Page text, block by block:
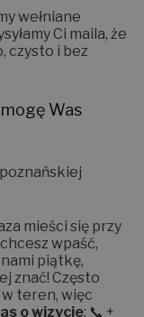
wełniane
Ci maila, że
czysto i bez
Was
mieści się przy
wpaść,
piątkę,
znać! Często
w teren, więc
o wizycie: 📞 +